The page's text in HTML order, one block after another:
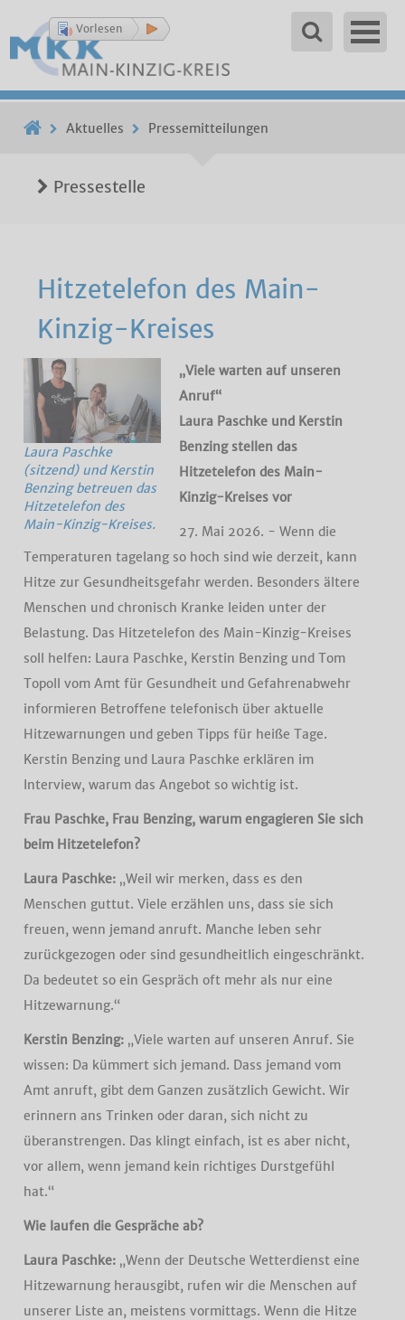
Vorlesen
Aktuelles Pressemitteilungen
Pressestelle
Hitzetelefon des Main-
Kinzig-Kreises
Laura Paschke
(sitzend) und Kerstin
Benzing betreuen das
Hitzetelefon des
Main-Kinzig-Kreises.
„Viele warten auf unseren
Anruf“
Laura Paschke und Kerstin
Benzing stellen das
Hitzetelefon des Main-
Kinzig-Kreises vor
27. Mai 2026. - Wenn die
Temperaturen tagelang so hoch sind wie derzeit, kann
Hitze zur Gesundheitsgefahr werden. Besonders ältere
Menschen und chronisch Kranke leiden unter der
Belastung. Das Hitzetelefon des Main-Kinzig-Kreises
soll helfen: Laura Paschke, Kerstin Benzing und Tom
Topoll vom Amt für Gesundheit und Gefahrenabwehr
informieren Betroffene telefonisch über aktuelle
Hitzewarnungen und geben Tipps für heiße Tage.
Kerstin Benzing und Laura Paschke erklären im
Interview, warum das Angebot so wichtig ist.
Frau Paschke, Frau Benzing, warum engagieren Sie sich
beim Hitzetelefon?
Laura Paschke: „Weil wir merken, dass es den
Menschen guttut. Viele erzählen uns, dass sie sich
freuen, wenn jemand anruft. Manche leben sehr
zurückgezogen oder sind gesundheitlich eingeschränkt.
Da bedeutet so ein Gespräch oft mehr als nur eine
Hitzewarnung.“
Kerstin Benzing: „Viele warten auf unseren Anruf. Sie
wissen: Da kümmert sich jemand. Dass jemand vom
Amt anruft, gibt dem Ganzen zusätzlich Gewicht. Wir
erinnern ans Trinken oder daran, sich nicht zu
überanstrengen. Das klingt einfach, ist es aber nicht,
vor allem, wenn jemand kein richtiges Durstgefühl
hat.“
Wie laufen die Gespräche ab?
Laura Paschke: „Wenn der Deutsche Wetterdienst eine
Hitzewarnung herausgibt, rufen wir die Menschen auf
unserer Liste an, meistens vormittags. Wenn die Hitze